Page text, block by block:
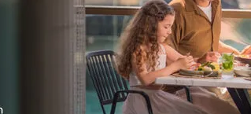
BASINÇ
1009hpa